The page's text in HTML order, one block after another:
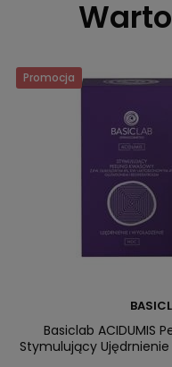
Promocja
Basiclab ACIDUMIS
Stymulujący